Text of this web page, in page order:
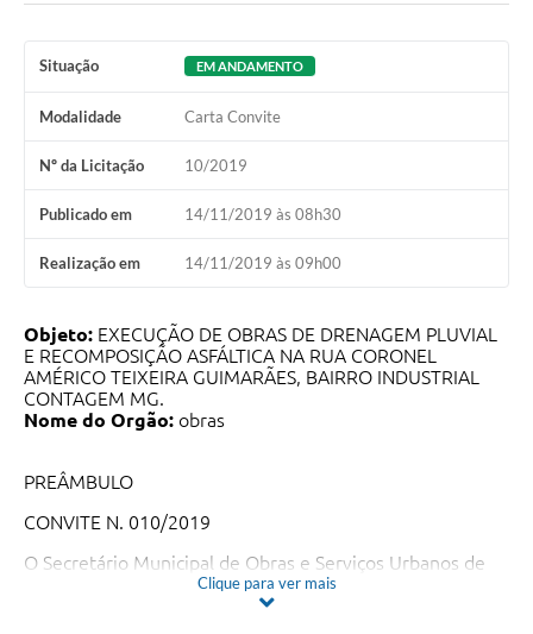
Situação EM ANDAMENTO
Modalidade Carta Convite
Nº da Licitação 10/2019
Publicado em 14/11/2019 às 08h30
Realização em 14/11/2019 às 09h00
Objeto: EXECUÇÃO DE OBRAS DE DRENAGEM PLUVIAL
E RECOMPOSIÇÃO ASFÁLTICA NA RUA CORONEL
AMÉRICO TEIXEIRA GUIMARÃES, BAIRRO INDUSTRIAL
CONTAGEM MG.
Nome do Orgão: obras
PREÂMBULO
CONVITE N. 010/2019
O Secretário Municipal de Obras e Serviços Urbanos de
Contagem/MG torna público que fará realizar por
intermédio da Comissão Permanente de Licitação – CPL,
Clique para ver mais